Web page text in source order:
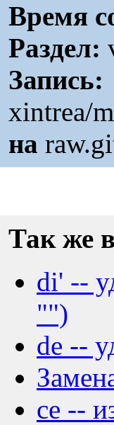
Время
Раздел:
Запись:
xintrea/
на
Так же
di' --
"")
de --
ce --